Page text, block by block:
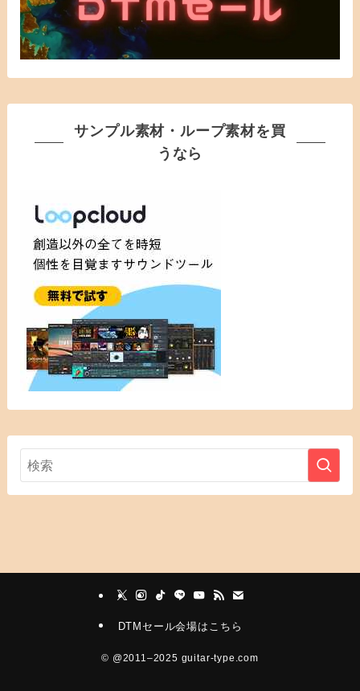
サンプル素材・ループ素材を買
うなら
DTMセール会場はこちら
© @2011–2025 guitar-type.com